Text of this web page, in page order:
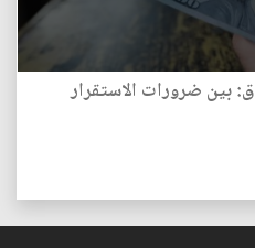
بين ضرورات الاستقرار